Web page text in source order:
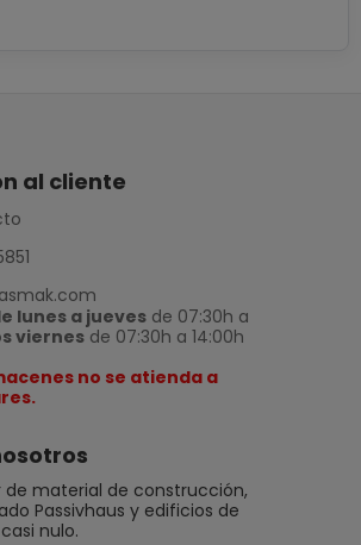
al cliente
lunes a jueves de 07:30h a
viernes de 07:30h a 14:00h
no se atienda a
de material de construcción,
Passivhaus y edificios de
nulo.